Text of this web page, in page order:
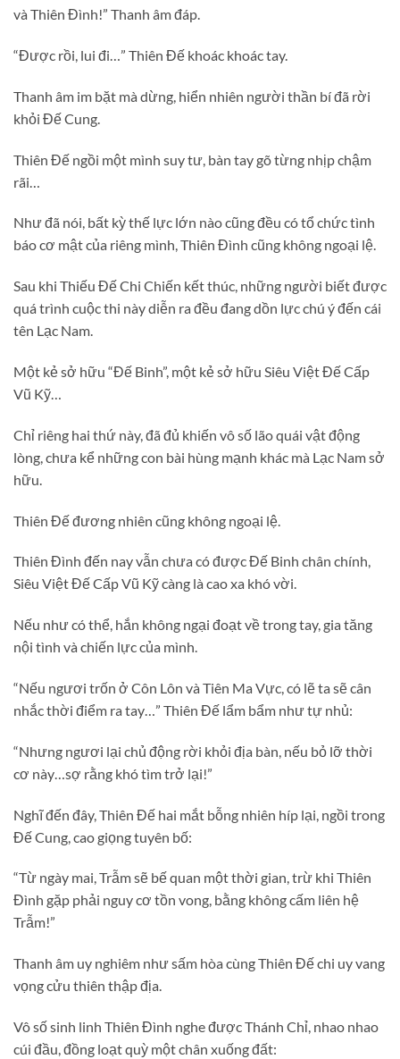
và Thiên Đình!” Thanh âm đáp.
“Được rồi, lui đi…” Thiên Đế khoác khoác tay.
Thanh âm im bặt mà dừng, hiển nhiên người thần bí đã rời
khỏi Đế Cung.
Thiên Đế ngồi một mình suy tư, bàn tay gõ từng nhịp chậm
rãi…
Như đã nói, bất kỳ thế lực lớn nào cũng đều có tổ chức tình
báo cơ mật của riêng mình, Thiên Đình cũng không ngoại lệ.
Sau khi Thiếu Đế Chi Chiến kết thúc, những người biết được
quá trình cuộc thi này diễn ra đều đang dồn lực chú ý đến cái
tên Lạc Nam.
Một kẻ sở hữu “Đế Binh”, một kẻ sở hữu Siêu Việt Đế Cấp
Vũ Kỹ…
Chỉ riêng hai thứ này, đã đủ khiến vô số lão quái vật động
lòng, chưa kể những con bài hùng mạnh khác mà Lạc Nam sở
hữu.
Thiên Đế đương nhiên cũng không ngoại lệ.
Thiên Đình đến nay vẫn chưa có được Đế Binh chân chính,
Siêu Việt Đế Cấp Vũ Kỹ càng là cao xa khó vời.
Nếu như có thể, hắn không ngại đoạt về trong tay, gia tăng
nội tình và chiến lực của mình.
“Nếu ngươi trốn ở Côn Lôn và Tiên Ma Vực, có lẽ ta sẽ cân
nhắc thời điểm ra tay…” Thiên Đế lẩm bẩm như tự nhủ:
“Nhưng ngươi lại chủ động rời khỏi địa bàn, nếu bỏ lỡ thời
cơ này…sợ rằng khó tìm trở lại!”
Nghĩ đến đây, Thiên Đế hai mắt bỗng nhiên híp lại, ngồi trong
Đế Cung, cao giọng tuyên bố:
“Từ ngày mai, Trẫm sẽ bế quan một thời gian, trừ khi Thiên
Đình gặp phải nguy cơ tồn vong, bằng không cấm liên hệ
Trẫm!”
Thanh âm uy nghiêm như sấm hòa cùng Thiên Đế chi uy vang
vọng cửu thiên thập địa.
Vô số sinh linh Thiên Đình nghe được Thánh Chỉ, nhao nhao
cúi đầu, đồng loạt quỳ một chân xuống đất: